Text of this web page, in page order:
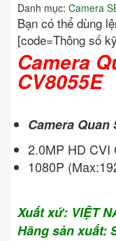
Danh mục: Camera
Bạn có thể dùng
[code=Thông số
Camera
CV8055E
Camera Quan
2.0MP HD CVI
1080P
Xuất xứ: VIỆT
Hãng sản xuất: